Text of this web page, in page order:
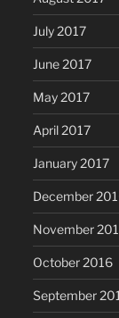
July 2017
June 2017
May 2017
April 2017
January 2017
December
November
October 2016
September